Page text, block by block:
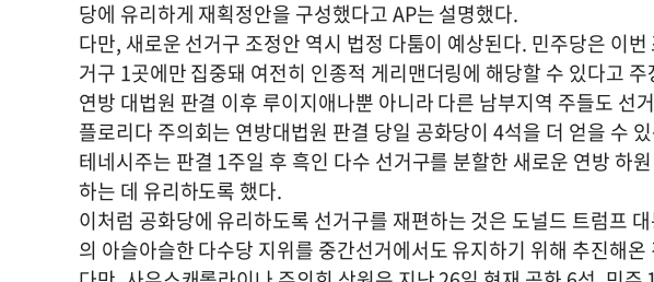
당에 유리하게 재획정안을 구성했다고 AP는 설명했다.
다만, 새로운 선거구 조정안 역시 법정 다툼이 예상된다. 민주당은 이
거구 1곳에만 집중돼 여전히 인종적 게리맨더링에 해당할 수 있다고
연방 대법원 판결 이후 루이지애나뿐 아니라 다른 남부지역 주들도 선
플로리다 주의회는 연방대법원 판결 당일 공화당이 4석을 더 얻을 수
테네시주는 판결 1주일 후 흑인 다수 선거구를 분할한 새로운 연방 하
하는 데 유리하도록 했다.
이처럼 공화당에 유리하도록 선거구를 재편하는 것은 도널드 트럼프
의 아슬아슬한 다수당 지위를 중간선거에서도 유지하기 위해 추진해온